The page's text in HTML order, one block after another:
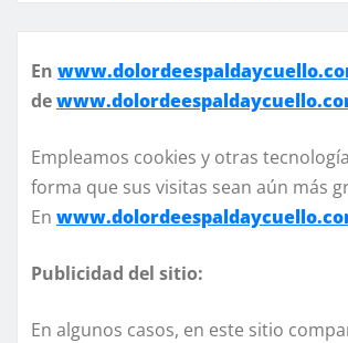
En
de
Empleamos cookies y otras
forma que sus visitas sean aún más
En
Publicidad del sitio:
En algunos casos, en este sitio